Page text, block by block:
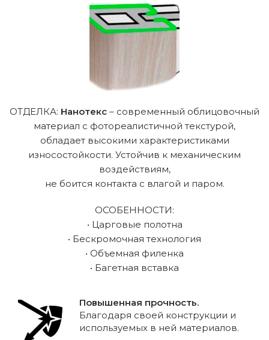
ОТДЕЛКА: Нанотекс – современный облицовочный
материал с фотореалистичной текстурой,
обладает высокими характеристиками
износостойкости. Устойчив к механическим
воздействиям,
не боится контакта с влагой и паром.
ОСОБЕННОСТИ:
• Царговые полотна
• Бескромочная технология
• Объемная филенка
• Багетная вставка
Повышенная прочность.
Благодаря своей конструкции и
используемых в ней материалов.